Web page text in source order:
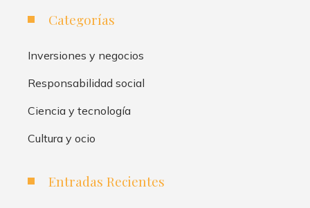
Categorías
Inversiones y negocios
Responsabilidad social
Ciencia y tecnología
Cultura y ocio
Entradas Recientes